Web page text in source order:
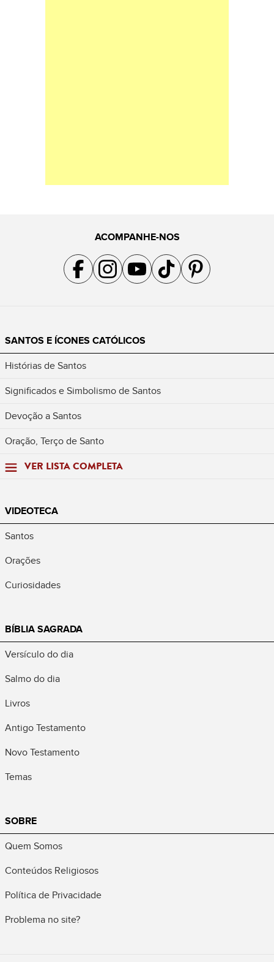
ACOMPANHE-NOS
Acompanhe a gente no Facebook
Acompanhe a gente no Instagram
Acompanhe a gente no YouTube
Acompanhe a gente no TikTok
Acompanhe a gente no
SANTOS E ÍCONES CATÓLICOS
Histórias de Santos
Significados e Simbolismo de Santos
Devoção a Santos
Oração, Terço de Santo
VER LISTA COMPLETA
VIDEOTECA
Santos
Orações
Curiosidades
BÍBLIA SAGRADA
Versículo do dia
Salmo do dia
Livros
Antigo Testamento
Novo Testamento
Temas
SOBRE
Quem Somos
Conteúdos Religiosos
Política de Privacidade
Problema no site?